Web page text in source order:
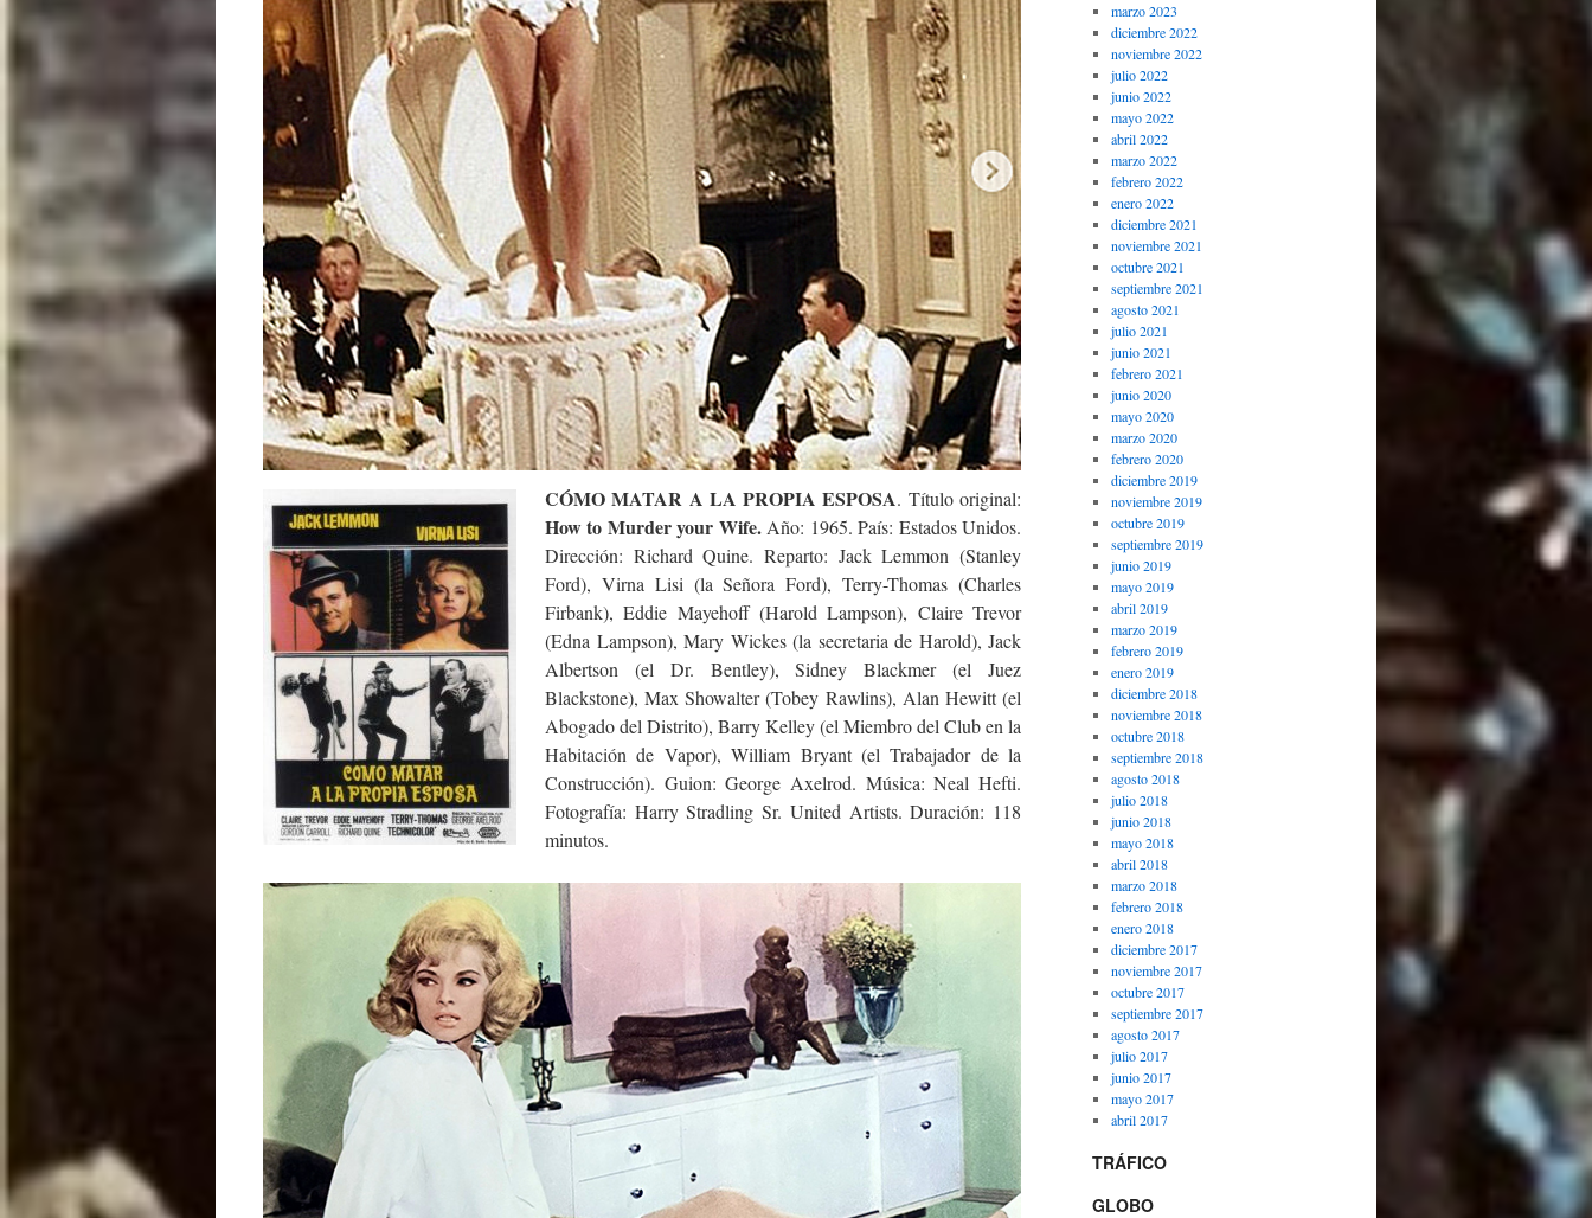
CÓMO MATAR A LA PROPIA ESPOSA. Título original:
How to Murder your Wife.Año: 1965. País: Estados Unidos.
Dirección: Richard Quine. Reparto: Jack Lemmon (Stanley
Ford), Virna Lisi (la Señora Ford), Terry-Thomas (Charles
Firbank), Eddie Mayehoff (Harold Lampson), Claire Trevor
(Edna Lampson), Mary Wickes (la secretaria de Harold), Jack
Albertson (el Dr. Bentley), Sidney Blackmer (el Juez
Blackstone), Max Showalter (Tobey Rawlins), Alan Hewitt (el
Abogado del Distrito), Barry Kelley (el Miembro del Club en la
Habitación de Vapor), William Bryant (el Trabajador de la
Construcción). Guion: George Axelrod. Música: Neal Hefti.
Fotografía: Harry Stradling Sr. United Artists. Duración: 118
minutos.
marzo 2023
diciembre 2022
noviembre 2022
julio 2022
junio 2022
mayo 2022
abril 2022
marzo 2022
febrero 2022
enero 2022
diciembre 2021
noviembre 2021
octubre 2021
septiembre 2021
agosto 2021
julio 2021
junio 2021
febrero 2021
junio 2020
mayo 2020
marzo 2020
febrero 2020
diciembre 2019
noviembre 2019
octubre 2019
septiembre 2019
junio 2019
mayo 2019
abril 2019
marzo 2019
febrero 2019
enero 2019
diciembre 2018
noviembre 2018
octubre 2018
septiembre 2018
agosto 2018
julio 2018
junio 2018
mayo 2018
abril 2018
marzo 2018
febrero 2018
enero 2018
diciembre 2017
noviembre 2017
octubre 2017
septiembre 2017
agosto 2017
julio 2017
junio 2017
mayo 2017
abril 2017
TRÁFICO
GLOBO